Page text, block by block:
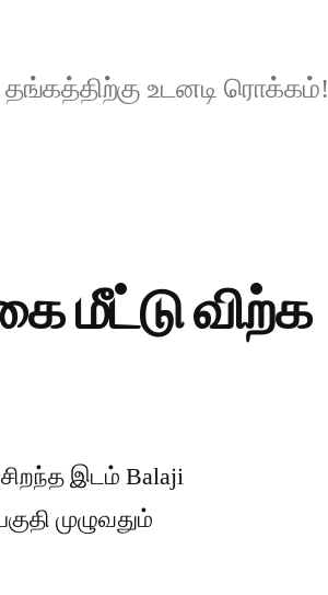
உடனடி ரொக்கம்!
மீட்டு விற்க
இடம் Balaji
முழுவதும்